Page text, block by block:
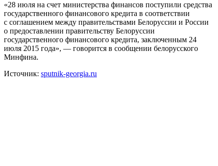
«28 июля на счет министерства финансов поступили средства
государственного финансового кредита в соответствии
с соглашением между правительствами Белоруссии и России
о предоставлении правительству Белоруссии
государственного финансового кредита, заключенным 24
июля 2015 года», — говорится в сообщении белорусского
Минфина.
Источник: sputnik-georgia.ru